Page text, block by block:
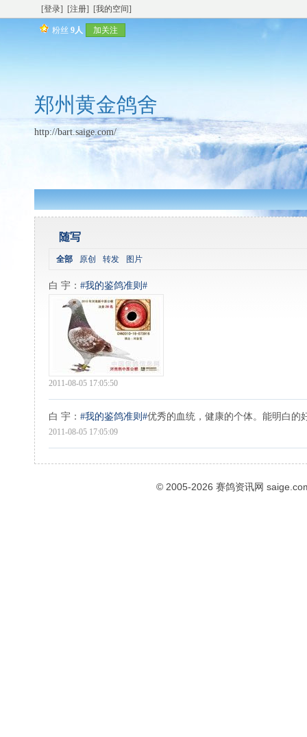
[登录] [注册] [我的空间]
粉丝 9人 加关注
郑州黄金鸽舍
http://bart.saige.com/
随写
全部 原创 转发 图片
白 宇 ： #我的鉴鸽准则#
2011-08-05 17:05:50
白 宇 ： #我的鉴鸽准则#优秀的血统，健康的个体。能明白的
2011-08-05 17:05:09
© 2005-2026 赛鸽资讯网